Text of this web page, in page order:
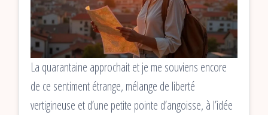
La quarantaine approchait et je me souviens encore
de ce sentiment étrange, mélange de liberté
vertigineuse et d’une petite pointe d’angoisse, à l’idée